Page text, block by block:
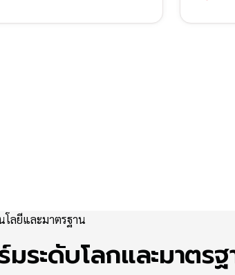
โลยีและมาตรฐาน
ะดับโลกและมาตรฐ